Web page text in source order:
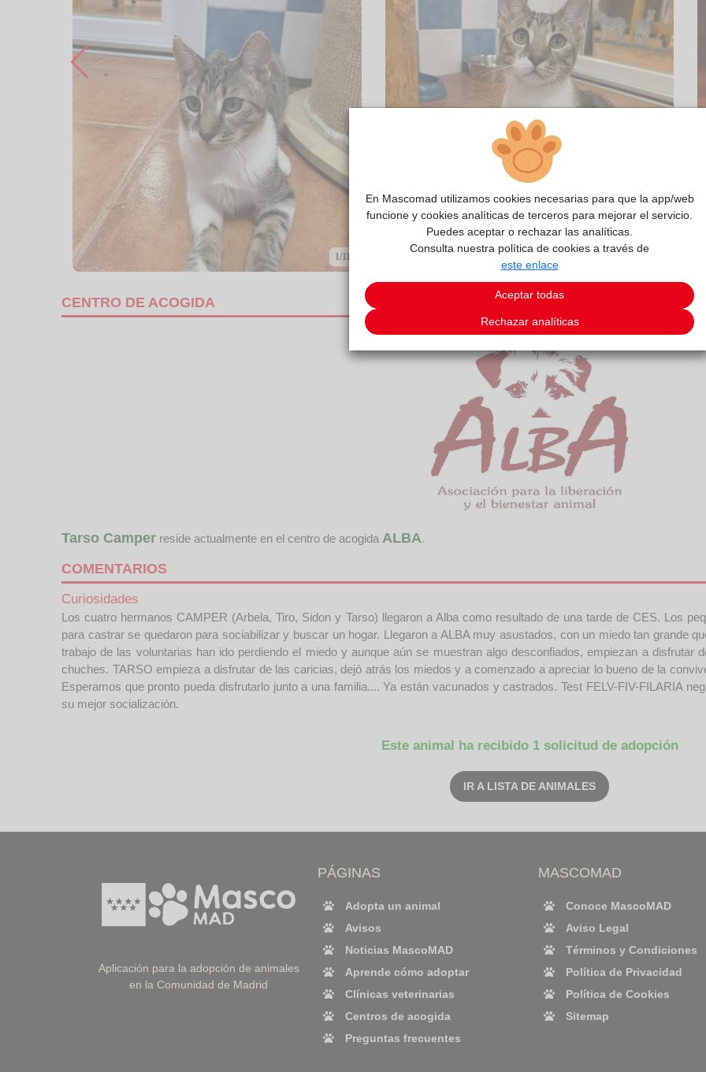
1/11
CENTRO DE ACOGIDA
Tarso Camper reside actualmente en el centro de acogida ALBA.
COMENTARIOS
Curiosidades
Los cuatro hermanos CAMPER (Arbela, Tiro, Sidon y Tarso) llegaron a Alba como resultado de una tarde de CES. Los
para castrar se quedaron para sociabilizar y buscar un hogar. Llegaron a ALBA muy asustados, con un miedo tan grande
trabajo de las voluntarias han ido perdiendo el miedo y aunque aún se muestran algo desconfiados, empiezan a
chuches. TARSO empieza a disfrutar de las caricias, dejó atrás los miedos y a comenzado a apreciar lo bueno de la
Esperamos que pronto pueda disfrutarlo junto a una familia.... Ya están vacunados y castrados. Test FELV-FIV-FILARIA
su mejor socialización.
Este animal ha recibido 1 solicitud de adopción
IR A LISTA DE ANIMALES
Aplicación para la adopción de animales
en la Comunidad de Madrid
PÁGINAS
Adopta un animal
Avisos
Noticias MascoMAD
Aprende cómo adoptar
Clínicas veterinarias
Centros de acogida
Preguntas frecuentes
MASCOMAD
Conoce MascoMAD
Aviso Legal
Términos y Condiciones
Política de Privacidad
Política de Cookies
Sitemap
En Mascomad utilizamos cookies necesarias para que la app/web
funcione y cookies analíticas de terceros para mejorar el servicio.
Puedes aceptar o rechazar las analíticas.
Consulta nuestra política de cookies a través de
este enlace
Aceptar todas
Rechazar analíticas